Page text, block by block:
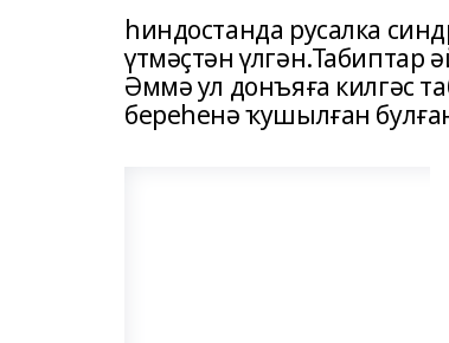
һиндостанда русалка
үтмәҫтән үлгән.Табиптар
Әммә ул донъяға килгәс
береһенә ҡушылған